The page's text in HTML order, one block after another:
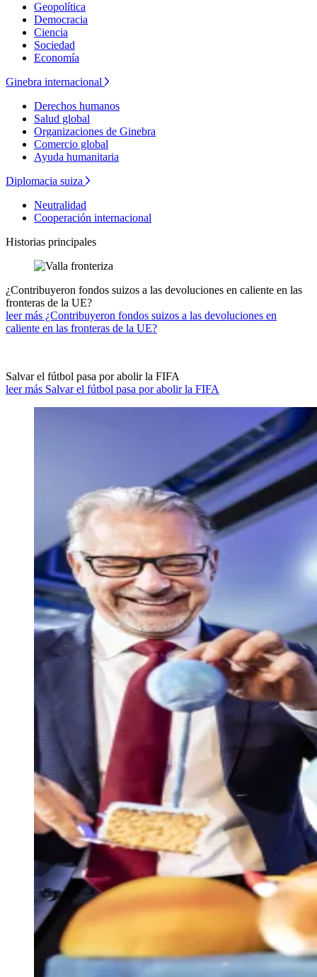
Geopolítica
Democracia
Ciencia
Sociedad
Economía
Ginebra internacional
Derechos humanos
Salud global
Organizaciones de Ginebra
Comercio global
Ayuda humanitaria
Diplomacia suiza
Neutralidad
Cooperación internacional
Historias principales
¿Contribuyeron fondos suizos a las devoluciones en caliente en las
fronteras de la UE?
leer más ¿Contribuyeron fondos suizos a las devoluciones en
caliente en las fronteras de la UE?
Salvar el fútbol pasa por abolir la FIFA
leer más Salvar el fútbol pasa por abolir la FIFA